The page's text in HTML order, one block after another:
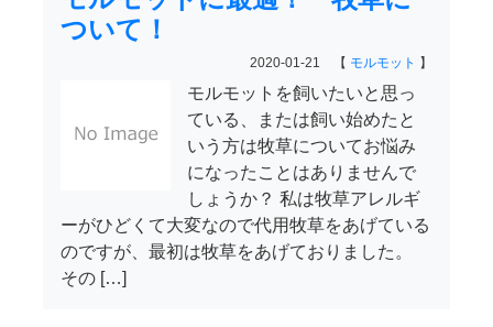
ついて！
2020-01-21 【 モルモット 】
モルモットを飼いたいと思っ
ている、または飼い始めたと
いう方は牧草についてお悩み
になったことはありませんで
しょうか？ 私は牧草アレルギ
ーがひどくて大変なので代用牧草をあげている
のですが、最初は牧草をあげておりました。
その […]